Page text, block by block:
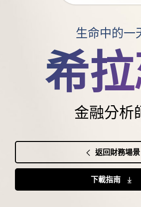
生命中的一
希
金融分析
返回財務場景
下載指南